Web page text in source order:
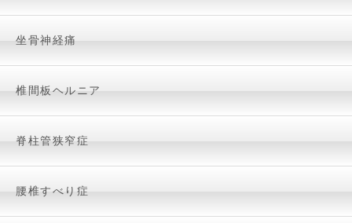
坐骨神経痛
椎間板ヘルニア
脊柱管狭窄症
腰椎すべり症